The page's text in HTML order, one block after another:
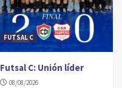
FUTSAL C
Futsal C: Unión líder
08/08/2026